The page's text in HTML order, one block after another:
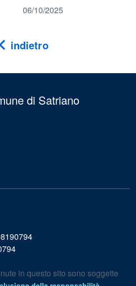
06/10/2025
indietro
di Satriano
in questo sito sono soggette